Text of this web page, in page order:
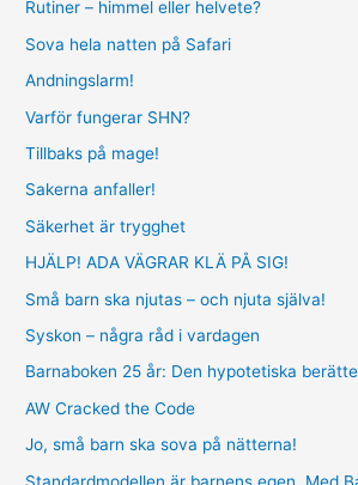
Rutiner – himmel eller helvete?
Sova hela natten på Safari
Andningslarm!
Varför fungerar SHN?
Tillbaks på mage!
Sakerna anfaller!
Säkerhet är trygghet
HJÄLP! ADA VÄGRAR KLÄ PÅ SIG!
Små barn ska njutas – och njuta själva!
Syskon – några råd i vardagen
Barnaboken 25 år: Den hypotetiska
AW Cracked the Code
Jo, små barn ska sova på nätterna!
Standardmodellen är barnens egen. Med